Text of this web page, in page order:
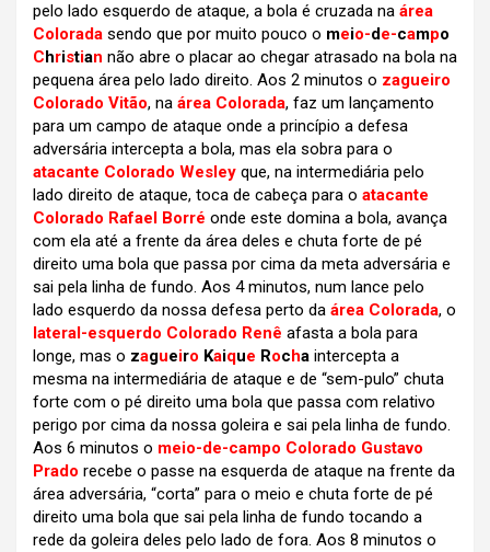
pelo lado esquerdo de ataque, a bola é cruzada na área
Colorada sendo que por muito pouco o meio-de-campo
Christian não abre o placar ao chegar atrasado na bola na
pequena área pelo lado direito. Aos 2 minutos o zagueiro
Colorado Vitão, na área Colorada, faz um lançamento
para um campo de ataque onde a princípio a defesa
adversária intercepta a bola, mas ela sobra para o
atacante Colorado Wesley que, na intermediária pelo
lado direito de ataque, toca de cabeça para o atacante
Colorado Rafael Borré onde este domina a bola, avança
com ela até a frente da área deles e chuta forte de pé
direito uma bola que passa por cima da meta adversária e
sai pela linha de fundo. Aos 4 minutos, num lance pelo
lado esquerdo da nossa defesa perto da área Colorada, o
lateral-esquerdo Colorado Renê afasta a bola para
longe, mas o zagueiro Kaique Rocha intercepta a
mesma na intermediária de ataque e de “sem-pulo” chuta
forte com o pé direito uma bola que passa com relativo
perigo por cima da nossa goleira e sai pela linha de fundo.
Aos 6 minutos o meio-de-campo Colorado Gustavo
Prado recebe o passe na esquerda de ataque na frente da
área adversária, “corta” para o meio e chuta forte de pé
direito uma bola que sai pela linha de fundo tocando a
rede da goleira deles pelo lado de fora. Aos 8 minutos o